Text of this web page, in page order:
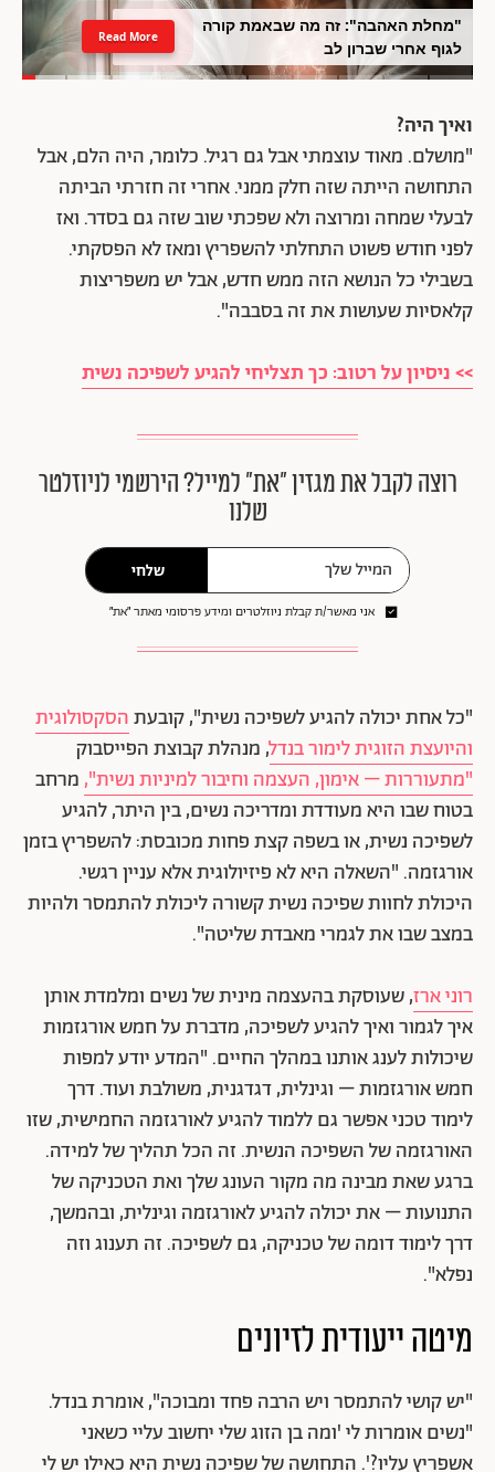
"מחלת האהבה": זה מה שבאמת קורה
לגוף אחרי שברון לב
Read More
ואיך היה?
"מושלם. מאוד עוצמתי אבל גם רגיל. כלומר, היה הלם, אבל
התחושה הייתה שזה חלק ממני. אחרי זה חזרתי הביתה
לבעלי שמחה ומרוצה ולא שפכתי שוב שזה גם בסדר. ואז
לפני חודש פשוט התחלתי להשפריץ ומאז לא הפסקתי.
בשבילי כל הנושא הזה ממש חדש, אבל יש משפריצות
קלאסיות שעושות את זה בסבבה".
>> ניסיון על רטוב: כך תצליחי להגיע לשפיכה נשית
רוצה לקבל את מגזין ״את״ למייל? הירשמי לניוזלטר
שלנו
שלחי
אני מאשר/ת קבלת ניוזלטרים ומידע פרסומי מאתר ״את״
"כל אחת יכולה להגיע לשפיכה נשית", קובעתהסקסולוגית
והיועצת הזוגית לימור בנדל, מנהלת קבוצת הפייסבוק
"מתעוררות – אימון, העצמה וחיבור למיניות נשית",מרחב
בטוח שבו היא מעודדת ומדריכה נשים, בין היתר, להגיע
לשפיכה נשית, או בשפה קצת פחות מכובסת: להשפריץ בזמן
אורגזמה. "השאלה היא לא פיזיולוגית אלא עניין רגשי.
היכולת לחוות שפיכה נשית קשורה ליכולת להתמסר ולהיות
במצב שבו את לגמרי מאבדת שליטה".
רוני ארז, שעוסקת בהעצמה מינית של נשים ומלמדת אותן
איך לגמור ואיך להגיע לשפיכה, מדברת על חמש אורגזמות
שיכולות לענג אותנו במהלך החיים. "המדע יודע למפות
חמש אורגזמות – וגינלית, דגדגנית, משולבת ועוד. דרך
לימוד טכני אפשר גם ללמוד להגיע לאורגזמה החמישית, שזו
האורגזמה של השפיכה הנשית. זה הכל תהליך של למידה.
ברגע שאת מבינה מה מקור העונג שלך ואת הטכניקה של
התנועות – את יכולה להגיע לאורגזמה וגינלית, ובהמשך,
דרך לימוד דומה של טכניקה, גם לשפיכה. זה תענוג וזה
נפלא".
מיטה ייעודית לזיונים
"יש קושי להתמסר ויש הרבה פחד ומבוכה", אומרת בנדל.
"נשים אומרות לי 'ומה בן הזוג שלי יחשוב עליי כשאני
אשפריץ עליו?'. התחושה של שפיכה נשית היא כאילו יש לי